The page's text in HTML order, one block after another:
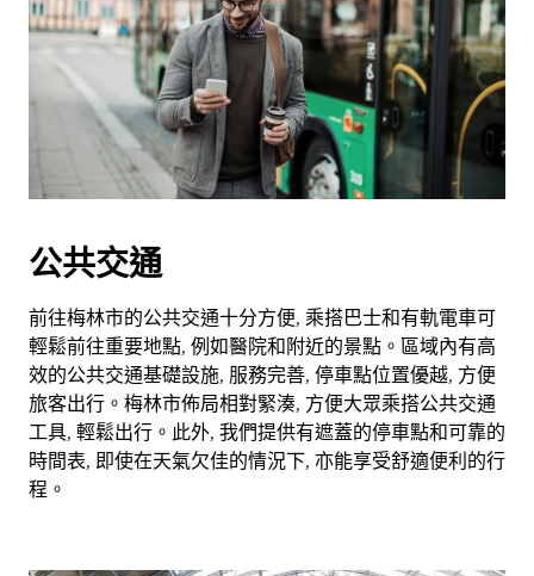
公共交通
前往梅林市的公共交通十分方便, 乘搭巴士和有軌電車可
輕鬆前往重要地點, 例如醫院和附近的景點。區域內有高
效的公共交通基礎設施, 服務完善, 停車點位置優越, 方便
旅客出行。梅林市佈局相對緊湊, 方便大眾乘搭公共交通
工具, 輕鬆出行。此外, 我們提供有遮蓋的停車點和可靠的
時間表, 即使在天氣欠佳的情況下, 亦能享受舒適便利的行
程。